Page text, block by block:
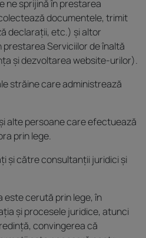
ne sprijină în prestarea
documentele, trimit
declarații, etc.) și altor
Serviciilor de înaltă
și dezvoltarea website-urilor).
străine care administrează
alte persoane care efectuează
prin lege.
și către consultanții juridici și
este cerută prin lege, în
și procesele juridice, atunci
convingerea că